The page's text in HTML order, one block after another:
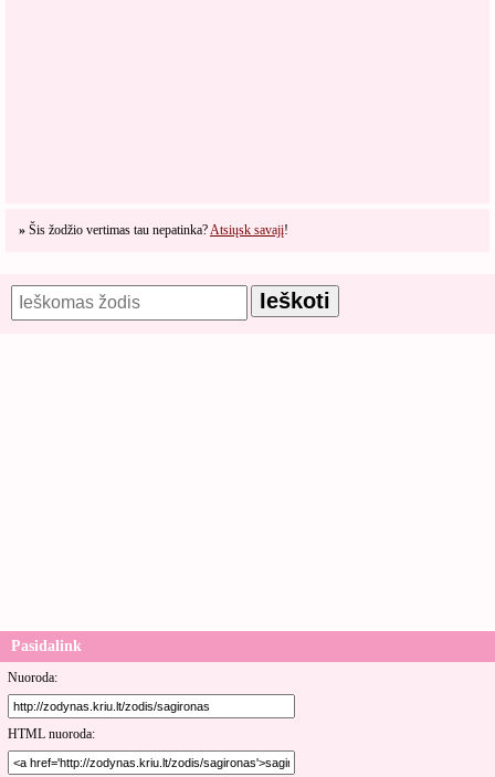
» Šis žodžio vertimas tau nepatinka?Atsiųsk savajį!
Pasidalink
Nuoroda:
HTML nuoroda: